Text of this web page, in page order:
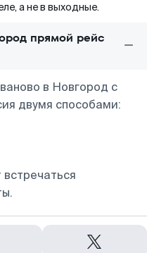
а не в выходные.
прямой рейс
в Новгород с
двумя способами: